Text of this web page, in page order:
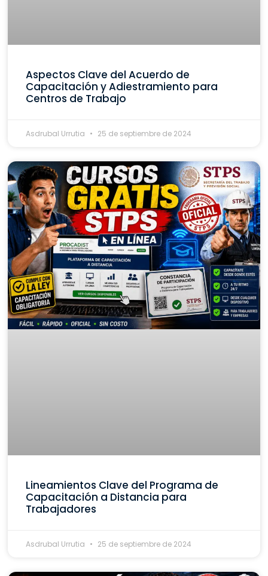
Aspectos Clave del Acuerdo de
Capacitación y Adiestramiento para
Centros de Trabajo
Asdrubal Urrutia 25 de septiembre de 2024
Lineamientos Clave del Programa de
Capacitación a Distancia para
Trabajadores
Asdrubal Urrutia 25 de septiembre de 2024